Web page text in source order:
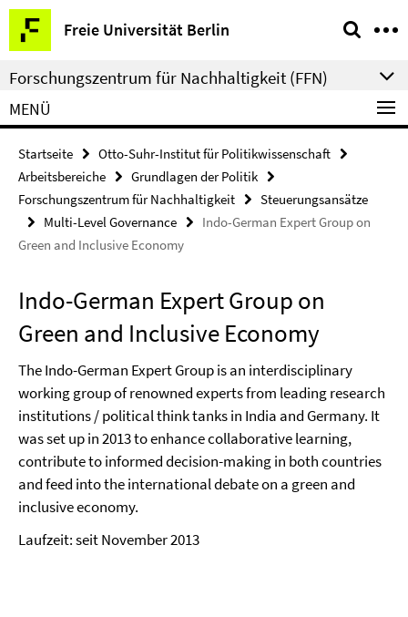
Springe
direkt
zu
Inhalt
Freie Universität Berlin
Service-
Navigation
Forschungszentrum für Nachhaltigkeit (FFN)
MENÜ
Startseite
Otto-Suhr-Institut für Politikwissenschaft
Arbeitsbereiche
Grundlagen der Politik
Forschungszentrum für Nachhaltigkeit
Steuerungsansätze
Multi-Level Governance
Indo-German Expert Group on
Green and Inclusive Economy
Indo-German Expert Group on
Green and Inclusive Economy
The Indo-German Expert Group is an interdisciplinary
working group of renowned experts from leading research
institutions / political think tanks in India and Germany. It
was set up in 2013 to enhance collaborative learning,
contribute to informed decision-making in both countries
and feed into the international debate on a green and
inclusive economy.
Laufzeit: seit November 2013